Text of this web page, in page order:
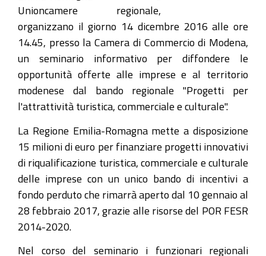
Unioncamere regionale,
organizzano il giorno 14 dicembre 2016 alle ore
14.45, presso la Camera di Commercio di Modena,
un seminario informativo per diffondere le
opportunità offerte alle imprese e al territorio
modenese dal bando regionale "Progetti per
l'attrattività turistica, commerciale e culturale".
La Regione Emilia-Romagna mette a disposizione
15 milioni di euro per finanziare progetti innovativi
di riqualificazione turistica, commerciale e culturale
delle imprese con un unico bando di incentivi a
fondo perduto che rimarrà aperto dal 10 gennaio al
28 febbraio 2017, grazie alle risorse del POR FESR
2014-2020.
Nel corso del seminario i funzionari regionali